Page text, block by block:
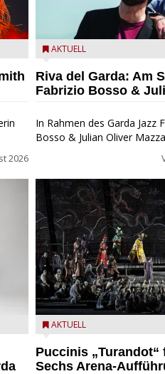
2026
Fabrizio Bosso & Julian
AKTUELL
Riva del Garda: Am
Fabrizio Bosso &
In Rahmen des Garda Jazz
Bosso & Julian Oliver
Turandot in der Arena von
AKTUELL
Puccinis „Turandot“
Sechs Arena-